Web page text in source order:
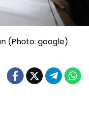
(Photo: google)